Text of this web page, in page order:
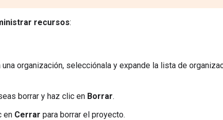
Blvd, Los Angeles, CA 90068, USA"
Blvd.), S Harbor Blvd, Anaheim, CA 92802, USA"
recursos:
organización, selecciónala y expande la lista de
borrar y haz clic en Borrar.
en Cerrar para borrar el proyecto.